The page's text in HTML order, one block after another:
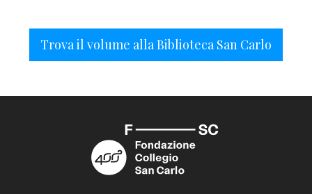
Trova il volume alla Biblioteca San Carlo